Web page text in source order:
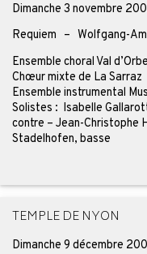
Dimanche 3 novembre
Requiem – Wolfgang-
Ensemble choral Val d’Orbe
Chœur mixte de La Sarraz
Ensemble instrumental
Solistes : Isabelle
contre – Jean-Christophe
Stadelhofen, basse
TEMPLE DE NYON
Dimanche 9 décembre